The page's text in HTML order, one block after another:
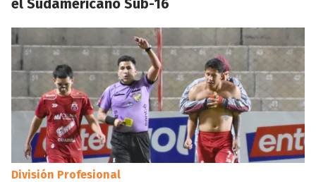
el Sudamericano Sub-16
División Profesional